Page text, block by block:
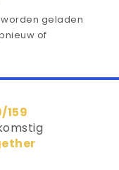
geladen
of
159